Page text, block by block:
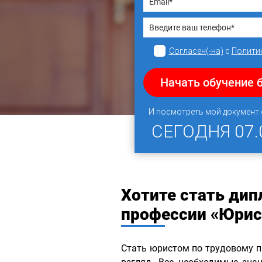
Согласен(-на) с
Начать обучение
И посмотреть мой
СЕГОДНЯ
Хотите стать
профессии
Стать юристом по трудовому